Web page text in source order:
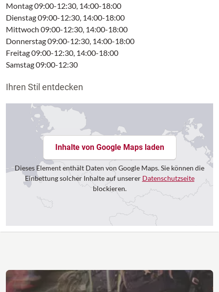
Montag 09:00-12:30, 14:00-18:00
Dienstag 09:00-12:30, 14:00-18:00
Mittwoch 09:00-12:30, 14:00-18:00
Donnerstag 09:00-12:30, 14:00-18:00
Freitag 09:00-12:30, 14:00-18:00
Samstag 09:00-12:30
Ihren Stil entdecken
Inhalte von Google Maps laden
Dieses Element enthält Daten von Google Maps. Sie können die
Einbettung solcher Inhalte auf unserer Datenschutzseite
blockieren.